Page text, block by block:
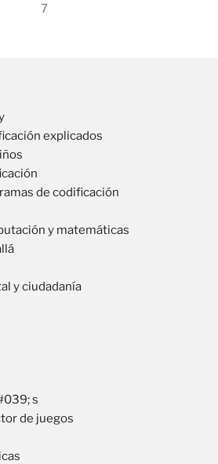
7
explicados
de codificación
y matemáticas
y ciudadanía
s
de juegos